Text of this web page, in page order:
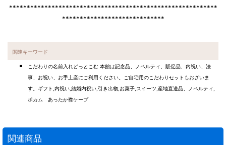
***********************************************************
*****************************
関連キーワード
こだわりの名前入れどっとこむ 本館は記念品、ノベルティ、販促品、内祝い、法
事、お祝い、お手土産にご利用ください。ご自宅用のこだわりセットもおざいま
す。ギフト,内祝い,結婚内祝い,引き出物,お菓子,スイーツ,産地直送品、ノベルティ,
ポカム あったか襟ケープ
関連商品